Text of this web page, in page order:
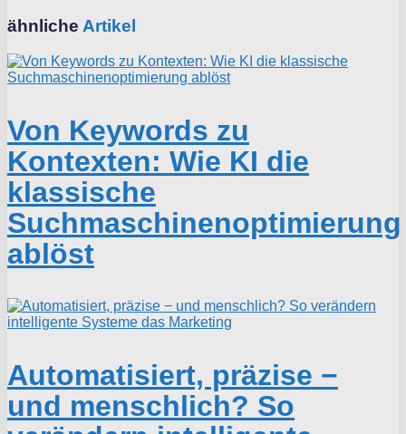
ähnliche Artikel
Von Keywords zu
Kontexten: Wie KI die
klassische
Suchmaschinenoptimierung
ablöst
Automatisiert, präzise −
und menschlich? So